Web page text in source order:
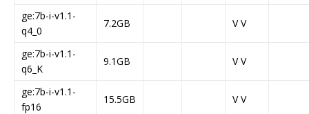
ge:7b-i-v1.1-
q4_0
7.2GB V V
ge:7b-i-v1.1-
q6_K
9.1GB V V
ge:7b-i-v1.1-
fp16
15.5GB V V